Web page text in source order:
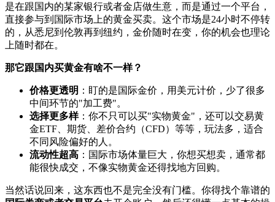
是在跟国内的某家银行或者金店做生意，而是通过一个平台，
直接参与到国际市场上的黄金买卖。这个市场是24小时不停转
的，从悉尼到伦敦再到纽约，金价随时在变，你的机会也理论
上随时都在。
那它跟国内买黄金有啥不一样？
价格更透明 ：盯的是国际金价，用美元计价，少了很多
中间环节的"加工费"。
选择更多样：你不只可以买"实物黄金"，还可以交易黄
金ETF、期货、差价合约（CFD）等等，玩法多，适合
不同风险偏好的人。
流动性超高 ：国际市场体量巨大，你想买想卖，通常都
能很快成交，不像实物黄金还得找地方回购。
当然话说回来，这东西也不是完全没有门槛。你得找个靠谱的